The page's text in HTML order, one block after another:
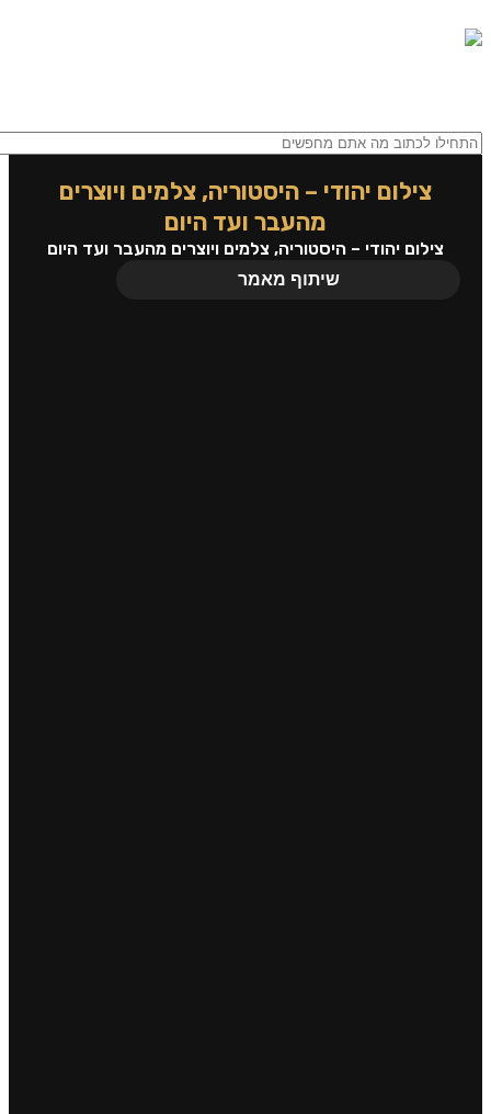
צילום יהודי – היסטוריה, צלמים ויוצרים
מהעבר ועד היום
צילום יהודי – היסטוריה, צלמים ויוצרים מהעבר ועד היום
שיתוף מאמר